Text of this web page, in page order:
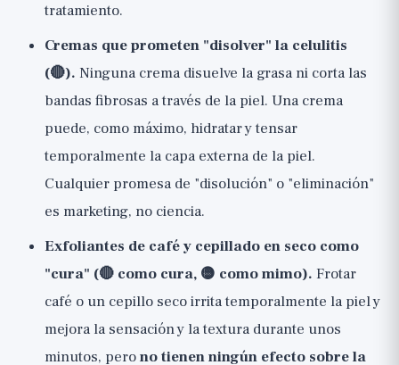
tratamiento.
Cremas que prometen "disolver" la celulitis
(🔴). Ninguna crema disuelve la grasa ni corta las
bandas fibrosas a través de la piel. Una crema
puede, como máximo, hidratar y tensar
temporalmente la capa externa de la piel.
Cualquier promesa de "disolución" o "eliminación"
es marketing, no ciencia.
Exfoliantes de café y cepillado en seco como
"cura" (🔴 como cura, 🟡 como mimo). Frotar
café o un cepillo seco irrita temporalmente la piel y
mejora la sensación y la textura durante unos
minutos, perono tienen ningún efecto sobre la